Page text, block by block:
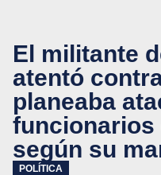
El militante
atentó
planeaba
funcionarios
según su
POLÍTICA